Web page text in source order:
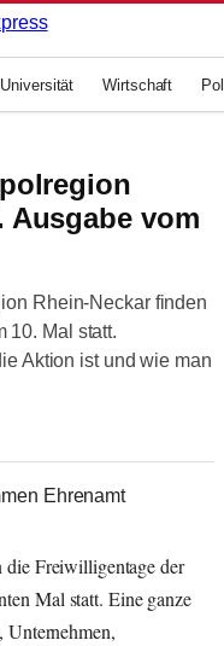
Universität Wirtschaft
Ausgabe vom
Rhein-Neckar finden
10. Mal statt.
Aktion ist und wie man
die Freiwilligentage der
Mal statt. Eine ganze
Unternehmen,